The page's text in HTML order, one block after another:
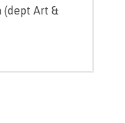
(dept Art &